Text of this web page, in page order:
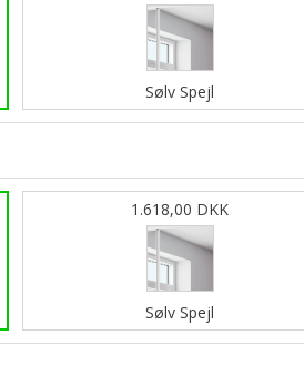
Sølv Spejl
1.618,00 DKK
Sølv Spejl